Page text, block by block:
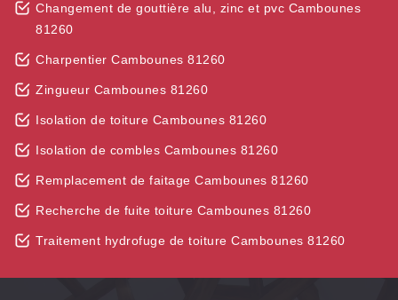
Changement de gouttière alu, zinc et pvc Cambounes
81260
Charpentier Cambounes 81260
Zingueur Cambounes 81260
Isolation de toiture Cambounes 81260
Isolation de combles Cambounes 81260
Remplacement de faitage Cambounes 81260
Recherche de fuite toiture Cambounes 81260
Traitement hydrofuge de toiture Cambounes 81260